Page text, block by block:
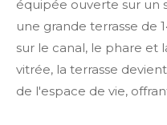
équipée ouverte sur un
une grande terrasse de
sur le canal, le phare et
vitrée, la terrasse
de l'espace de vie,